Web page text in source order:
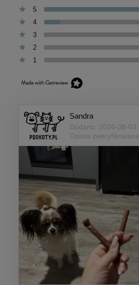
5
4
3
2
1
Sandra
Dodano: 2026-08-03
Opinia zweryfikowana